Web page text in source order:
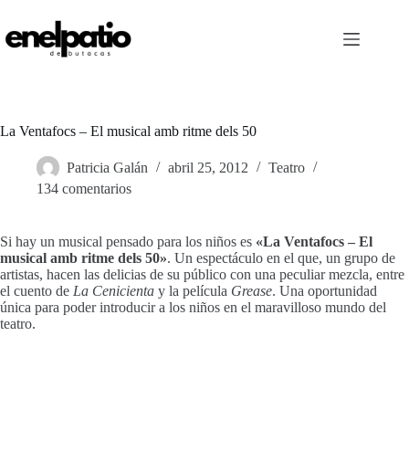
contenido
La Ventafocs – El musical amb ritme dels 50
Patricia Galán abril 25, 2012
Teatro
134 comentarios
Si hay un musical pensado para los niños es «La Ventafocs – El
musical amb ritme dels 50». Un espectáculo en el que, un grupo de
artistas, hacen las delicias de su público con una peculiar mezcla, entre
el cuento de La Cenicienta y la película Grease. Una oportunidad
única para poder introducir a los niños en el maravilloso mundo del
teatro.